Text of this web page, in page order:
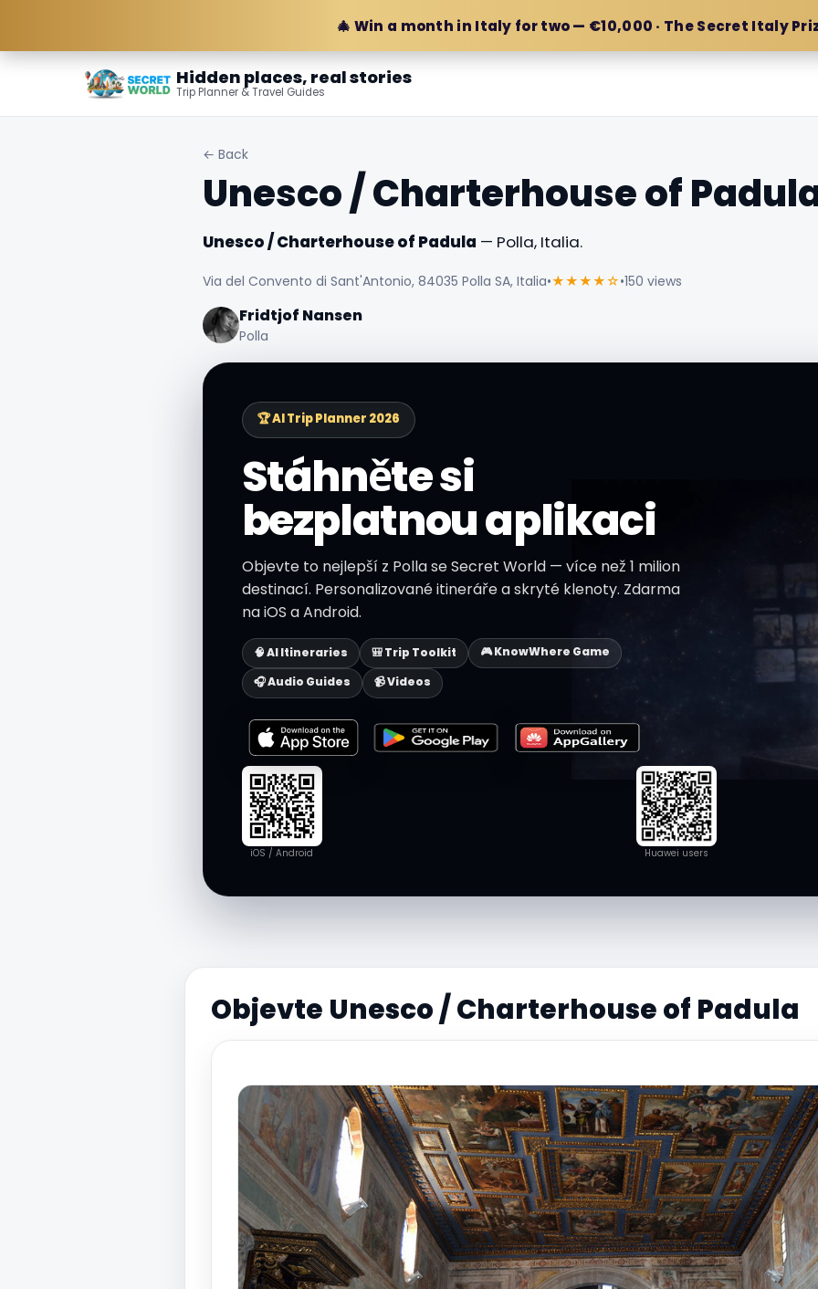
🎄 Win a month in Italy for two — €10,000 · The Secret Italy
Hidden places, real stories
Trip Planner & Travel Guides
← Back
Unesco / Charterhouse of
Unesco / Charterhouse of Padula — Polla, Italia.
Via del Convento di Sant'Antonio, 84035 Polla SA, Italia•★★★★☆•150 views
Fridtjof Nansen
Polla
🏆 AI Trip Planner 2026
Stáhněte si
bezplatnou aplikaci
Objevte to nejlepší z Polla se Secret World — více než 1 milion
destinací. Personalizované itineráře a skryté klenoty. Zdarma
na iOS a Android.
🧠 AI Itineraries 🎒 Trip Toolkit
🎮 KnowWhere Game
🎧 Audio Guides
📹 Videos
iOS / Android Huawei users
Objevte Unesco / Charterhouse of Padula